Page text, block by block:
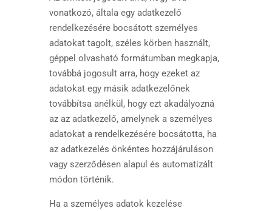
vonatkozó, általa egy adatkezelő
rendelkezésére bocsátott személyes
adatokat tagolt, széles körben használt,
géppel olvasható formátumban megkapja,
továbbá jogosult arra, hogy ezeket az
adatokat egy másik adatkezelőnek
továbbítsa anélkül, hogy ezt akadályozná
az az adatkezelő, amelynek a személyes
adatokat a rendelkezésére bocsátotta, ha
az adatkezelés önkéntes hozzájáruláson
vagy szerződésen alapul és automatizált
módon történik.
Ha a személyes adatok kezelése